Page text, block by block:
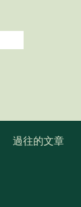
過往的文章